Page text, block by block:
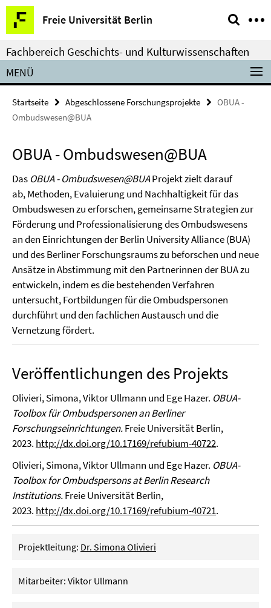
Springe
direkt
zu
Inhalt
Freie Universität Berlin
Service-
Navigation
Fachbereich Geschichts- und Kulturwissenschaften
MENÜ
Startseite Abgeschlossene Forschungsprojekte
OBUA -
Ombudswesen@BUA
OBUA - Ombudswesen@BUA
Das OBUA - Ombudswesen@BUAProjekt zielt darauf
ab, Methoden, Evaluierung und Nachhaltigkeit für das
Ombudswesen zu erforschen, gemeinsame Strategien zur
Förderung und Professionalisierung des Ombudswesens
an den Einrichtungen der Berlin University Alliance (BUA)
und des Berliner Forschungsraums zu beforschen und neue
Ansätze in Abstimmung mit den Partnerinnen der BUA zu
entwickeln, indem es die bestehenden Verfahren
untersucht, Fortbildungen für die Ombudspersonen
durchführt und den fachlichen Austausch und die
Vernetzung fördert.
Veröffentlichungen des Projekts
Olivieri, Simona, Viktor Ullmann und Ege Hazer. OBUA-
Toolbox für Ombudspersonen an Berliner
Forschungseinrichtungen.Freie Universität Berlin,
2023. http://dx.doi.org/10.17169/refubium-40722.
Olivieri, Simona, Viktor Ullmann und Ege Hazer. OBUA-
Toolbox for Ombudspersons at Berlin Research
Institutions.Freie Universität Berlin,
2023. http://dx.doi.org/10.17169/refubium-40721.
Projektleitung: Dr. Simona Olivieri
Mitarbeiter: Viktor Ullmann